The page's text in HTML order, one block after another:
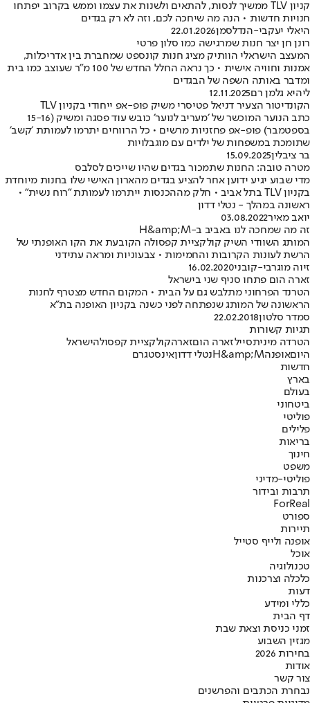
קניון TLV ממשיך לנסות, להתאים ולשנות את עצמו וממש בקרוב יפתחו
חנויות חדשות • הנה מה שיחכה לכם, וזה לא רק בגדים
היאלי יעקבי-הנדלסמן22.01.2026
רונן חן יצר חנות שמרגישה כמו סלון פרטי
המעצב הישראלי הוותיק מציג חנות קונספט שמחברת בין אדריכלות,
אמנות וחוויה אישית • כך נראה החלל החדש של 100 מ"ר שעוצב כמו בית
ומדבר באותה השפה של הבגדים
ליהיא גלמן רם12.11.2025
הקונדיטור הצעיר דניאל פטיסרי משיק פופ-אפ ייחודי בקניון TLV
כתב הנוער המוכשר של ׳מעריב לנוער׳ כובש עוד פסגה ומשיק (15-16
בספטמבר) פופ-אפ פחזניות מרשים • כל הרווחים יתרמו לעמותת ׳קשב׳
שתומכת במשפחות של ילדים עם מוגבלויות
בר ציבלין15.09.2025
מטרה טובה: החנות שתמכור בגדים שהיו שייכים לסלבס
מדי שבוע יגיע ידוען אחר להציע בגדים מהארון האישי שלו בחנות מיוחדת
בקניון TLV בתל אביב • חלק מההכנסות ייתרמו לעמותת "רוח נשית" •
ראשונה במהלך - נטלי דדון
יואב מאיר03.08.2022
זה מה שמחכה לנו באביב ב-H&amp;M
המותג השוודי השיק קולקציית קפסולה הקובעת את הקו האופנתי של
הרשת לעונות הקרובות והחמימות • צבעוניות ומראה עתידני
זיוה מוגרבי-קובני16.02.2020
זארה הום פתחו סניף שני בישראל
הטרנד הפרחוני מתלבש גם על הבית • המקום החדש מצטרף לחנות
הראשונה של המותג שנפתחה לפני כשנה בקניון האופנה בת"א
סמדר סלטון22.02.2018
תגיות קשורות
הטרדה מיניתסיילזארה הוםזארהקולקציית קפסולהישראל
היוםאופנהH&amp;M נטלי דדוןאינסטגרם
חדשות
בארץ
בעולם
ביטחוני
פוליטי
פלילים
בריאות
חינוך
משפט
פוליטי-מדיני
תרבות ובידור
ForReal
ספורט
תיירות
אופנה ולייף סטייל
אוכל
טכנולוגיה
כלכלה וצרכנות
דעות
כללי ומידע
דף הבית
זמני כניסת וצאת שבת
מגזין השבוע
בחירות 2026
אודות
צור קשר
נבחרת הכתבים והפרשנים